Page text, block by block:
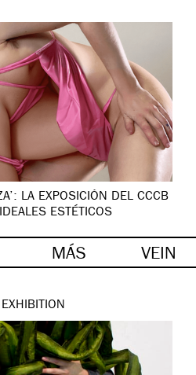
LA EXPOSICIÓN DEL CCCB
ESTÉTICOS
MÁS VEIN
EXHIBITION